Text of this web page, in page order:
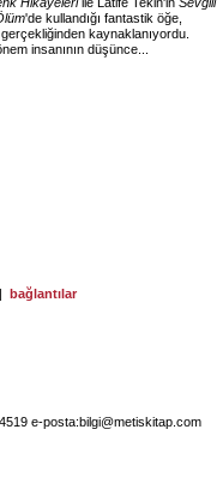
'de kullandığı fantastik öğe,
kaynaklanıyordu.
insanının düşünce...
| bağlantılar
e-posta:bilgi@metiskitap.com